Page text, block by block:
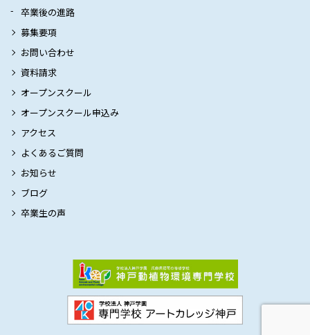
卒業後の進路
募集要項
お問い合わせ
資料請求
オープンスクール
オープンスクール申込み
アクセス
よくあるご質問
お知らせ
ブログ
卒業生の声